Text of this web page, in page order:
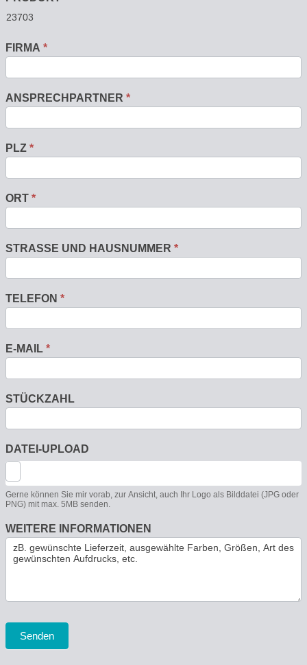
FIRMA *
ANSPRECHPARTNER *
PLZ *
ORT *
STRASSE UND HAUSNUMMER *
TELEFON *
E-MAIL *
STÜCKZAHL
DATEI-UPLOAD
Gerne können Sie mir vorab, zur Ansicht, auch Ihr Logo als Bilddatei (JPG oder
PNG) mit max. 5MB senden.
WEITERE INFORMATIONEN
Senden